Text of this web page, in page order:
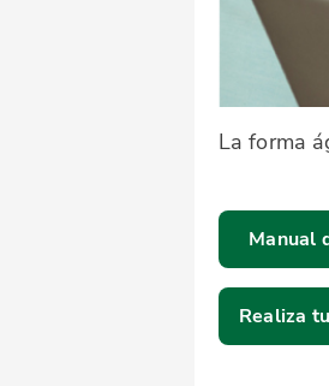
La forma
Manual
Realiza